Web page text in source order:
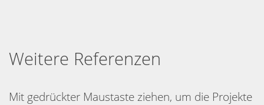
Weitere Referenzen
Mit gedrückter Maustaste ziehen, um die Projekte